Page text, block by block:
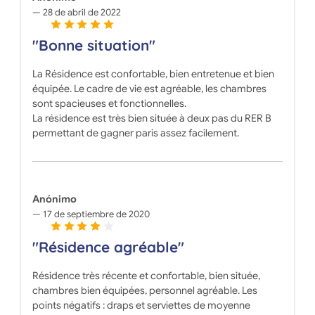
28 de abril de 2022
"Bonne situation"
La Résidence est confortable, bien entretenue et bien
équipée. Le cadre de vie est agréable, les chambres
sont spacieuses et fonctionnelles.
La résidence est très bien située à deux pas du RER B
permettant de gagner paris assez facilement.
Anónimo
17 de septiembre de 2020
"Résidence agréable"
Résidence très récente et confortable, bien située,
chambres bien équipées, personnel agréable. Les
points négatifs : draps et serviettes de moyenne